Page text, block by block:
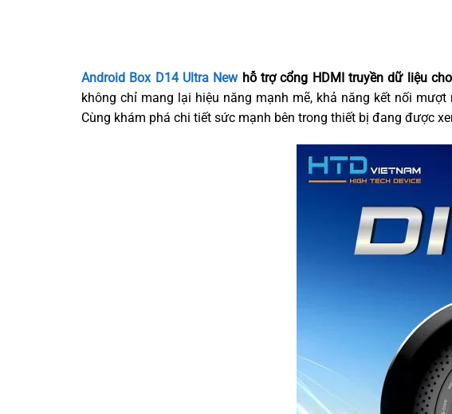
Android Box D14 Ultra Newhỗ trợ cổng HDMI truyền dữ liệu
không chỉ mang lại hiệu năng mạnh mẽ, khả năng kết nối
Cùng khám phá chi tiết sức mạnh bên trong thiết bị đang được